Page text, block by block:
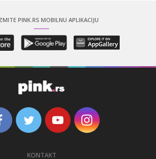
PINK.RS MOBILNU APLIKACIJU
KONTAKT